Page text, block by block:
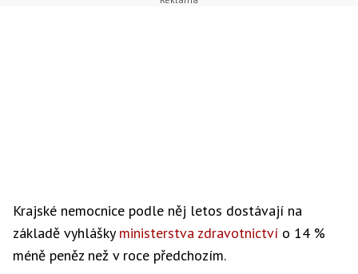
Krajské nemocnice podle něj letos dostávají na
základě vyhlášky ministerstva zdravotnictví o 14 %
méně peněz než v roce předchozím.